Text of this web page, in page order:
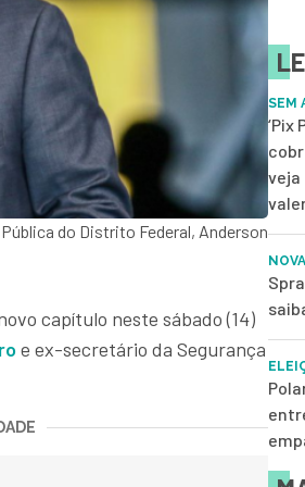
do Distrito Federal, Anderson
capítulo neste sábado (14)
e ex-secretário da Segurança
SEM
‘Pix
veja